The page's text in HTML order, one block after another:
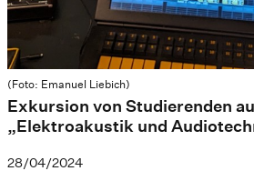
(Foto: Emanuel Liebich)
Exkursion von Studierenden
„Elektroakustik und
28/04/2024